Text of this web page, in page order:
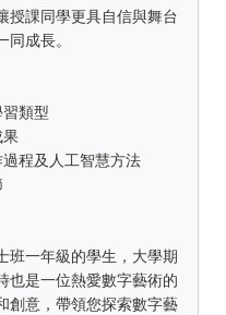
授課同學更具自信與舞台
成長。
類型
程及人工智慧方法
班一年級的學生，大學期
也是一位熱愛數字藝術的
創意，帶領您探索數字藝